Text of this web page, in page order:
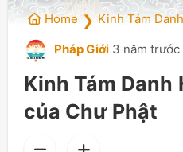
Home ❯ Kinh Tám
Pháp Giới 3 năm trước
Kinh Tám Danh
của Chư Phật